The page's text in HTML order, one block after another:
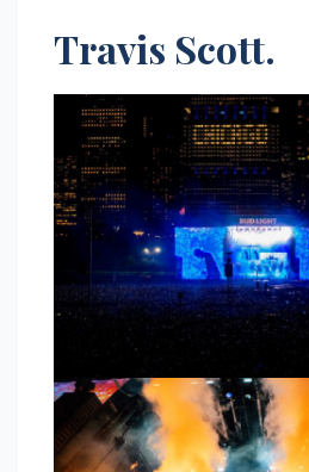
Travis Scott.